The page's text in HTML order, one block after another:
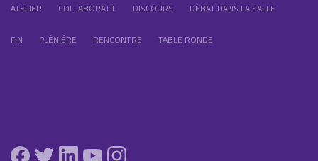
ATELIER COLLABORATIF DISCOURS DÉBAT DANS LA SALLE
FIN PLÉNIÈRE RENCONTRE TABLE RONDE